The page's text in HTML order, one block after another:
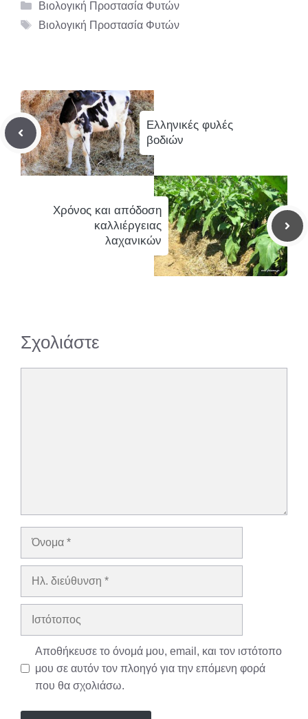
Κατηγορίες
Βιολογική Προστασία Φυτών
Ετικέτες
Βιολογική Προστασία Φυτών
Ελληνικές φυλές
βοδιών
Χρόνος και απόδοση
καλλιέργειας
λαχανικών
Σχολιάστε
Όνομα
Ηλ.
Ιστότοπος
Αποθήκευσε το όνομά μου, email, και τον ιστότοπο
μου σε αυτόν τον πλοηγό για την επόμενη φορά
που θα σχολιάσω.